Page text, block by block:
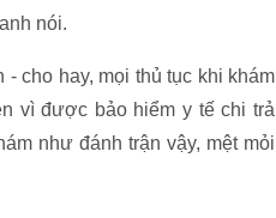
nói.
cho hay, mọi thủ tục khi khám
vì được bảo hiểm y tế chi trả
như đánh trận vậy, mệt mỏi